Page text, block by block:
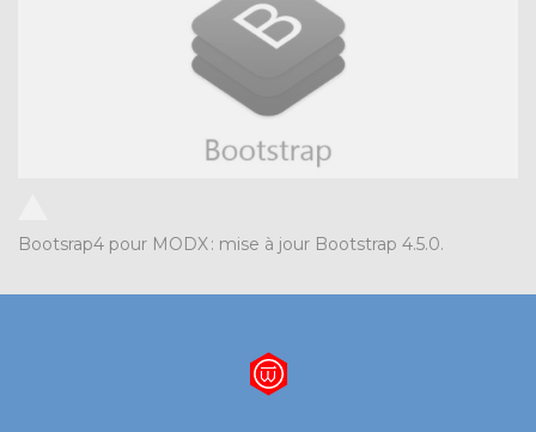
Bootsrap4 pour MODX: mise à jour Bootstrap 4.5.0.